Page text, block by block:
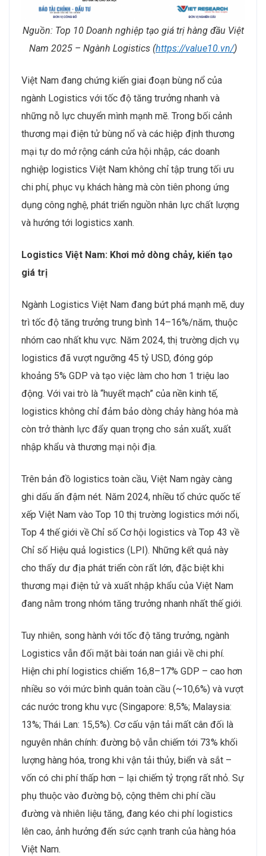
Nguồn: Top 10 Doanh nghiệp tạo giá trị hàng đầu Việt
Nam 2025 – Ngành Logistics (https://value10.vn/)
Việt Nam đang chứng kiến giai đoạn bùng nổ của
ngành Logistics với tốc độ tăng trưởng nhanh và
những nỗ lực chuyển mình mạnh mẽ. Trong bối cảnh
thương mại điện tử bùng nổ và các hiệp định thương
mại tự do mở rộng cánh cửa hội nhập, các doanh
nghiệp logistics Việt Nam không chỉ tập trung tối ưu
chi phí, phục vụ khách hàng mà còn tiên phong ứng
dụng công nghệ, phát triển nguồn nhân lực chất lượng
và hướng tới logistics xanh.
Logistics Việt Nam: Khơi mở dòng chảy, kiến tạo
giá trị
Ngành Logistics Việt Nam đang bứt phá mạnh mẽ, duy
trì tốc độ tăng trưởng trung bình 14–16%/năm, thuộc
nhóm cao nhất khu vực. Năm 2024, thị trường dịch vụ
logistics đã vượt ngưỡng 45 tỷ USD, đóng góp
khoảng 5% GDP và tạo việc làm cho hơn 1 triệu lao
động. Với vai trò là “huyết mạch” của nền kinh tế,
logistics không chỉ đảm bảo dòng chảy hàng hóa mà
còn trở thành lực đẩy quan trọng cho sản xuất, xuất
nhập khẩu và thương mại nội địa.
Trên bản đồ logistics toàn cầu, Việt Nam ngày càng
ghi dấu ấn đậm nét. Năm 2024, nhiều tổ chức quốc tế
xếp Việt Nam vào Top 10 thị trường logistics mới nổi,
Top 4 thế giới về Chỉ số Cơ hội logistics và Top 43 về
Chỉ số Hiệu quả logistics (LPI). Những kết quả này
cho thấy dư địa phát triển còn rất lớn, đặc biệt khi
thương mại điện tử và xuất nhập khẩu của Việt Nam
đang nằm trong nhóm tăng trưởng nhanh nhất thế giới.
Tuy nhiên, song hành với tốc độ tăng trưởng, ngành
Logistics vẫn đối mặt bài toán nan giải về chi phí.
Hiện chi phí logistics chiếm 16,8–17% GDP – cao hơn
nhiều so với mức bình quân toàn cầu (~10,6%) và vượt
các nước trong khu vực (Singapore: 8,5%; Malaysia:
13%; Thái Lan: 15,5%). Cơ cấu vận tải mất cân đối là
nguyên nhân chính: đường bộ vẫn chiếm tới 73% khối
lượng hàng hóa, trong khi vận tải thủy, biển và sắt –
vốn có chi phí thấp hơn – lại chiếm tỷ trọng rất nhỏ. Sự
phụ thuộc vào đường bộ, cộng thêm chi phí cầu
đường và nhiên liệu tăng, đang kéo chi phí logistics
lên cao, ảnh hưởng đến sức cạnh tranh của hàng hóa
Việt Nam.